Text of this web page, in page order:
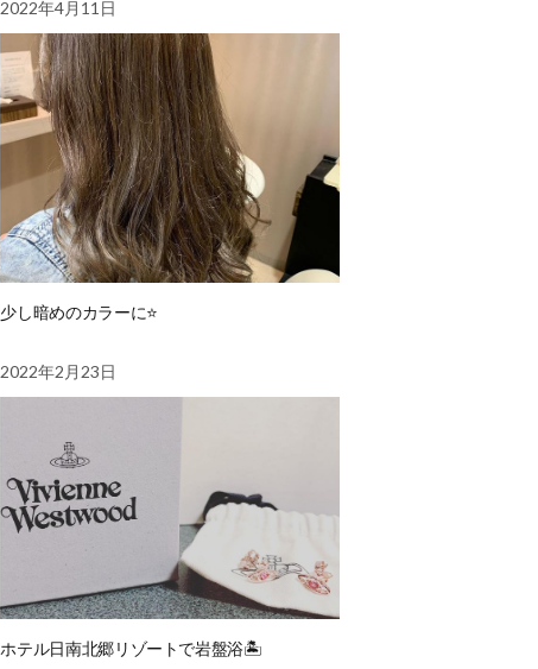
2022年4月11日
少し暗めのカラーに⭐️
2022年2月23日
ホテル日南北郷リゾートで岩盤浴🏝